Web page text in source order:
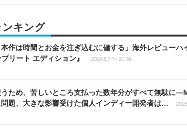
ンキング
本作は時間とお金を注ぎ込むに値する」海外レビューハ
リート エディション』
2026.8.7 Fri 20:36
ため、苦しいところ支払った数年分がすべて無駄に
題、大きな影響受けた個人インディー開発者は…